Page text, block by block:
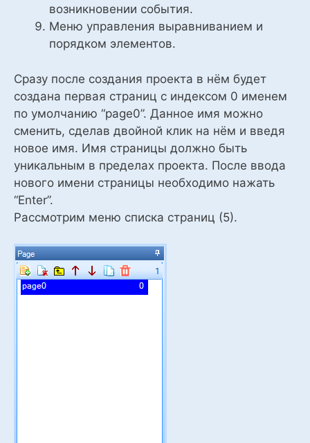
возникновении события.
Меню управления выравниванием и
порядком элементов.
Сразу после создания проекта в нём будет
создана первая страниц с индексом 0 именем
по умолчанию “page0”. Данное имя можно
сменить, сделав двойной клик на нём и введя
новое имя. Имя страницы должно быть
уникальным в пределах проекта. После ввода
нового имени страницы необходимо нажать
“Enter”.
Рассмотрим меню списка страниц (5).